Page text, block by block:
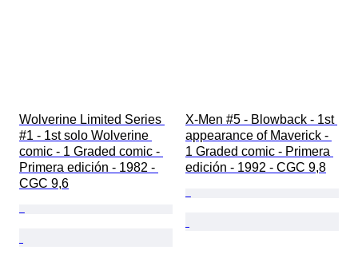
Wolverine Limited Series
#1 - 1st solo Wolverine
comic - 1 Graded comic -
Primera edición - 1982 -
CGC 9,6
X-Men #5 - Blowback - 1st
appearance of Maverick -
1 Graded comic - Primera
edición - 1992 - CGC 9,8